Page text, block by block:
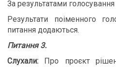
За результатами
Результати поіменного
питання додаються.
Питання 3.
Слухали: Про проєкт